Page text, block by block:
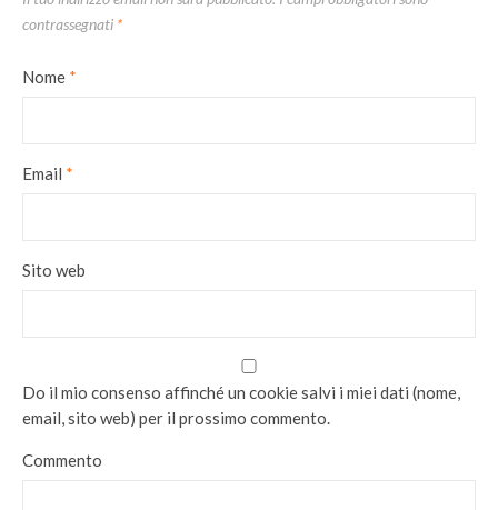
contrassegnati *
Nome *
Email *
Sito web
Do il mio consenso affinché un cookie salvi i miei dati (nome,
email, sito web) per il prossimo commento.
Commento